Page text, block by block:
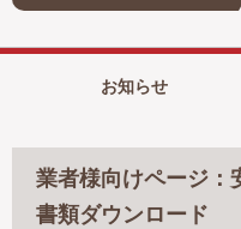
お知らせ
業者様向けページ：
書類ダウンロード